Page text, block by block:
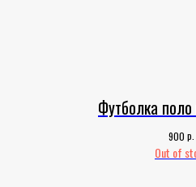
Футболка
900 р.
Out of